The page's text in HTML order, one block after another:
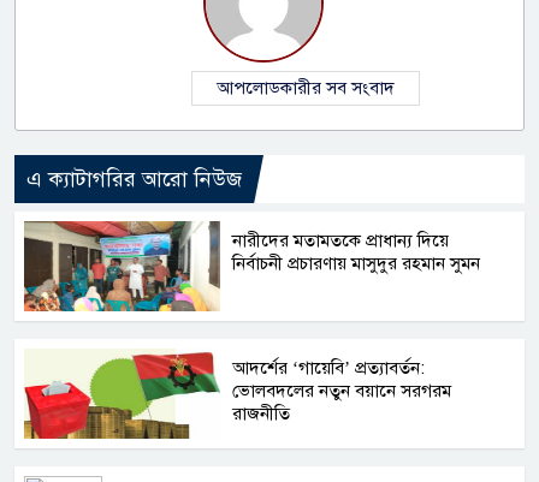
আপলোডকারীর সব সংবাদ
এ ক্যাটাগরির আরো নিউজ
নারীদের মতামতকে প্রাধান্য দিয়ে
নির্বাচনী প্রচারণায় মাসুদুর রহমান সুমন
আদর্শের ‘গায়েবি’ প্রত্যাবর্তন:
ভোলবদলের নতুন বয়ানে সরগরম
রাজনীতি